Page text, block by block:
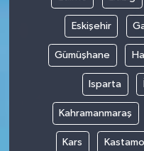
Eskişehir
Gümüşhane
Isparta
Kahramanmaraş
Kars